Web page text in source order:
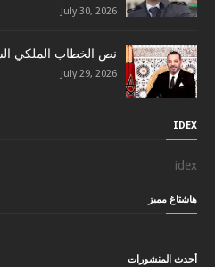
July 30, 2026
نص الخطاب الملكي
July 29, 2026
IDEX
idex
هاشتاغ مميز
أحدث المنشورات